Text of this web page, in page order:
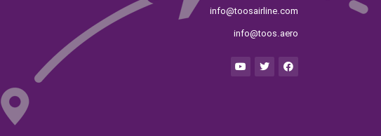
info@toosairline.com
info@toos.aero